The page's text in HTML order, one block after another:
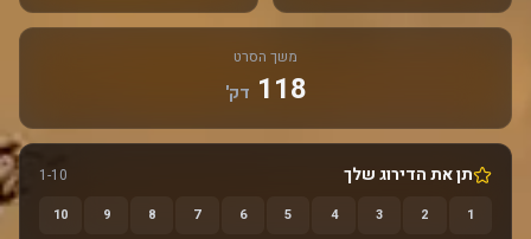
משך הסרט
118 דק'
תן את הדירוג שלך 1-10
1
2
3
4
5
6
7
8
9
10